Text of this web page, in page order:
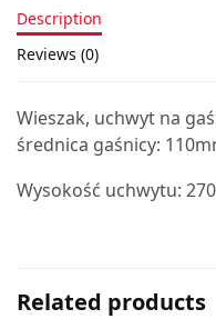
Description
Reviews (0)
Wieszak, uchwyt na
średnica gaśnicy:
Wysokość uchwytu:
Related products